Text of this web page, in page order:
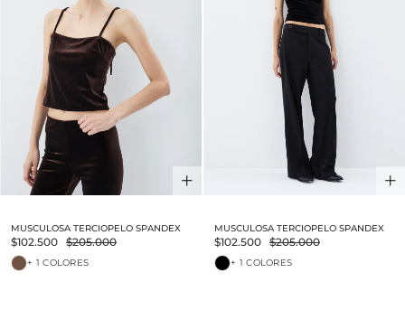
MUSCULOSA TERCIOPELO SPANDEX
$102.500 $205.000
+ 1 COLORES
MUSCULOSA TERCIOPELO SPANDEX
$102.500 $205.000
+ 1 COLORES